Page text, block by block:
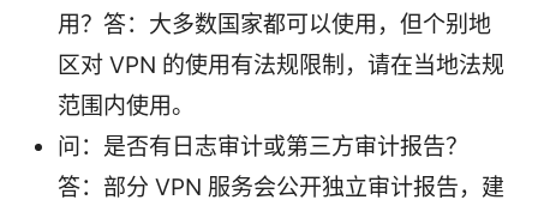
用？答：大多数国家都可以使用，但个别地
区对 VPN 的使用有法规限制，请在当地法规
范围内使用。
问：是否有日志审计或第三方审计报告？
答：部分 VPN 服务会公开独立审计报告，建